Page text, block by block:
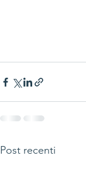
Post recenti